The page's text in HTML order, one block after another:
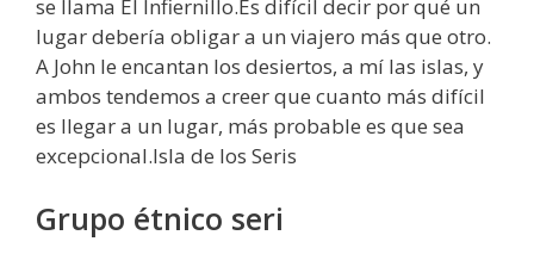
se llama El Infiernillo.Es difícil decir por qué un
lugar debería obligar a un viajero más que otro.
A John le encantan los desiertos, a mí las islas, y
ambos tendemos a creer que cuanto más difícil
es llegar a un lugar, más probable es que sea
excepcional.Isla de los Seris
Grupo étnico seri